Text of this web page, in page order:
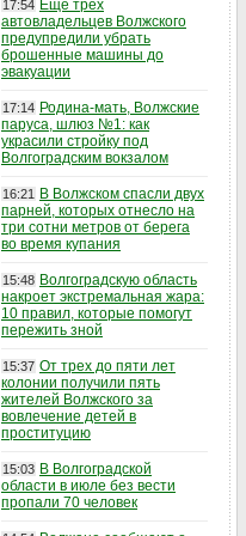
17:54 Еще трех
автовладельцев Волжского
предупредили убрать
брошенные машины до
эвакуации
17:14 Родина-мать, Волжские
паруса, шлюз №1: как
украсили стройку под
Волгоградским вокзалом
16:21
В Волжском спасли двух
парней, которых отнесло на
три сотни метров от берега
во время купания
15:48 Волгоградскую область
накроет экстремальная жара:
10 правил, которые помогут
пережить зной
15:37 От трех до пяти лет
колонии получили пять
жителей Волжского за
вовлечение детей в
проституцию
15:03 В Волгоградской
области в июле без вести
пропали 70 человек